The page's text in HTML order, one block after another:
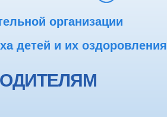
организации
детей и их оздоровления